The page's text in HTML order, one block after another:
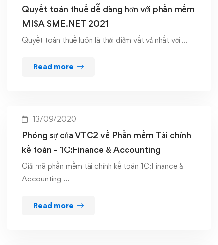
Quyết toán thuế dễ dàng hơn với phần mềm
MISA SME.NET 2021
Quyết toán thuế luôn là thời điểm vất vả nhất với …
Read more
13/09/2020
Phóng sự của VTC2 về Phần mềm Tài chính
kế toán – 1C:Finance & Accounting
Giải mã phần mềm tài chính kế toán 1C:Finance &
Accounting …
Read more